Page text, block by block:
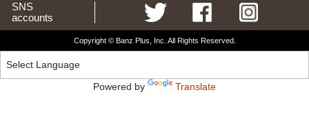
SNS
accounts
Copyright © Banz Plus, Inc. All Rights Reserved.
Powered by Translate